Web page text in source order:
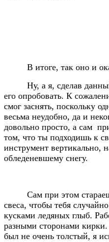
В итоге, так оно и
Ну, а я, сделав
его опробовать. К
смог заснять, поскольку
весьма неудобно, да и
довольно просто, а сам
том, что ты подходишь к
инструмент вертикально,
обледеневшему снегу.
Сам при этом
свеса, чтобы тебя
кусками ледяных глыб.
разными сторонами
был не очень толстый, я